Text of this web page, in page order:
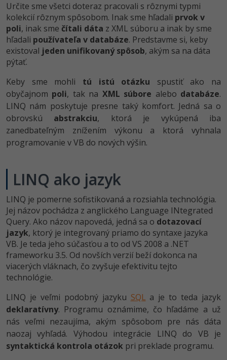
Umelá inteligencia -10%
Pre deti
Fórum
Kurzy e-commerce
Testovanie softvéru
WordPress
SEO -30%
UX
Business
MS Office -80%
Google Dokumenty
Adobe Illustrator -80%
Adobe Lightroom -30%
Adobe XD -15%
Adobe After Effects
Blender -80%
Príbehy absolventov
Médiá
Kariéra
Určite sme všetci doteraz pracovali s rôznymi typmi
kolekcií rôznym spôsobom. Inak sme hľadali prvok v
poli, inak sme čítali dáta z XML súboru a inak by sme
hľadali používateľa v databáze. Predstavme si, keby
existoval jeden unifikovaný spôsob, akým sa na dáta
pýtať.
Keby sme mohli tú istú otázku spustiť ako na
obyčajnom poli, tak na XML súbore alebo databáze.
LINQ nám poskytuje presne taký komfort. Jedná sa o
obrovskú abstrakciu, ktorá je vykúpená iba
zanedbateľným znížením výkonu a ktorá vyhnala
programovanie v VB do nových výšin.
LINQ ako jazyk
LINQ je pomerne sofistikovaná a rozsiahla technológia.
Jej názov pochádza z anglického Language INtegrated
Query. Ako názov napovedá, jedná sa o dotazovací
jazyk, ktorý je integrovaný priamo do syntaxe jazyka
VB. Je teda jeho súčasťou a to od VS 2008 a .NET
frameworku 3.5. Od novších verzií beží dokonca na
viacerých vláknach, čo zvyšuje efektivitu tejto
technológie.
LINQ je veľmi podobný jazyku SQL a je to teda jazyk
deklaratívny. Programu oznámime, čo hľadáme a už
nás veľmi nezaujíma, akým spôsobom pre nás dáta
naozaj vyhľadá. Výhodou integrácie LINQ do VB je
syntaktická kontrola otázok pri preklade programu.